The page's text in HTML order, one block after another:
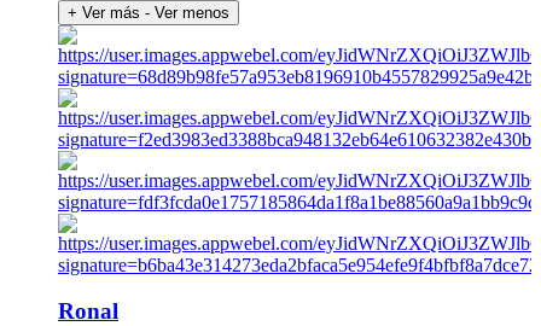
+ Ver más - Ver menos
Ronal